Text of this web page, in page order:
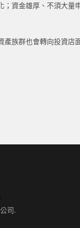
資金雄厚、不須大
族群也會轉向投資
司.